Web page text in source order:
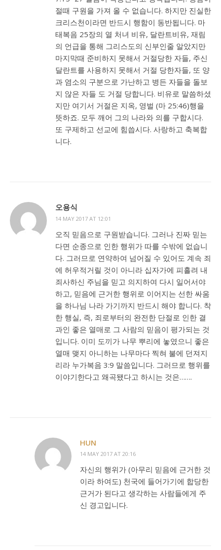
절때 구원을 가져 올 수 없습니다. 하지만 진실한
크리스천이라면 반드시 행함이 동반됩니다. 마
태복음 25장의 열 처녀 비유, 달란트비유, 재림
의 언급을 통해 그리스도의 신부인줄 알았지만
마지막때 준비하지 못해서 거절당한 자들, 주신
달란트를 사용하지 못해서 거절 당한자들, 또 양
과 염소의 구분으로 가난하고 병든 자들을 돌보
지 않은 자들 도 거절 당합니다. 비유로 말씀하셨
지만 여기서 거절은 지옥, 영벌 (마 25:46)행을
뜻하죠. 모두 깨어 그의 나라와 의를 구합시다.
또 구제하고 선교에 힘씁시다. 사랑하고 축복합
니다.
오용식
14 MAY 2017 AT 12:01
오직 믿음으로 구원받습니다. 그러나 진짜 믿는
다면 순종으로 인한 행위가 따를 수밖에 없습니
다. 그러므로 연약하여 넘어질 수 있어도 계속 죄
에 허우적거릴 것이 아니라 십자가에 피흘려 내
죄사하신 주님을 믿고 의지하여 다시 일어서야
하고, 믿음에 근거한 행위로 이어지는 선한 싸움
을 하나님 나라 가기까지 반드시 해야 합니다. 착
한 행실, 즉, 죄로부터의 완전한 단절로 인한 결
과인 좋은 열매로 그 사람의 믿음이 평가되는 것
입니다. 이미 도끼가 나무 뿌리에 놓였으니 좋은
열매 맺지 아니하는 나무마다 찍혀 불에 던져지
리라 누가복음 3:9 말씀입니다. 그러므로 행위를
이야기한다고 왜곡됐다고 하시는 것은…….
HUN
14 MAY 2017 AT 20:16
자신의 행위가 (아무리 믿음에 근거한 것
이라 하여도) 천국에 들어가기에 합당한
근거가 된다고 생각하는 사람들에게 주
신 경고입니다.